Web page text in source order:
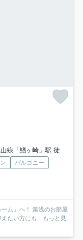
線「鰭ヶ崎」駅 徒歩13分
バルコニー
ム』へ！ 築浅のお部屋
たい方にも...
もっと見